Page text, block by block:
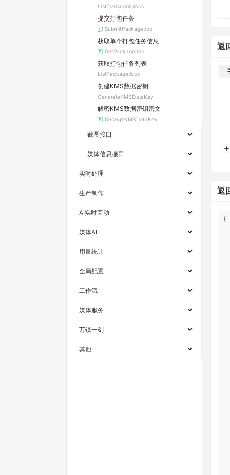
ListTranscodeJobs
提交打包任务
SubmitPackageJob
获取单个打包任务信息
GetPackageJob
获取打包任务列表
ListPackageJobs
创建KMS数据密钥
GenerateKMSDataKey
解密KMS数据密钥密文
DecryptKMSDataKey
截图接口
媒体信息接口
实时处理
生产制作
AI实时互动
媒体AI
用量统计
全局配置
工作流
媒体服务
万镜一刻
其他
返
返